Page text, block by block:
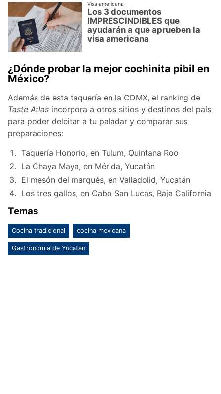
Visa americana
Los 3 documentos
IMPRESCINDIBLES que
ayudarán a que aprueben la
visa americana
¿Dónde probar la mejor cochinita pibil en
México?
Además de esta taquería en la CDMX, el ranking de
Taste Atlas incorpora a otros sitios y destinos del país
para poder deleitar a tu paladar y comparar sus
preparaciones:
Taquería Honorio, en Tulum, Quintana Roo
La Chaya Maya, en Mérida, Yucatán
El mesón del marqués, en Valladolid, Yucatán
Los tres gallos, en Cabo San Lucas, Baja California
Temas
Cocina tradicional cocina mexicana
Gastronomía de Yucatán